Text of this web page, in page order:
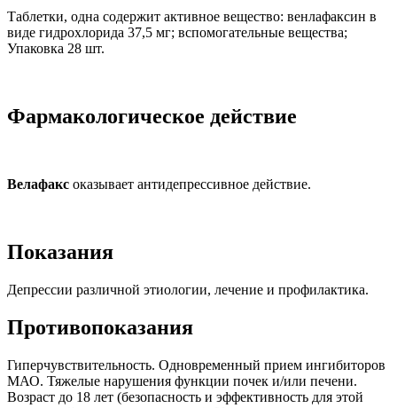
Таблетки, одна содержит активное вещество: венлафаксин в
виде гидрохлорида 37,5 мг; вспомогательные вещества;
Упаковка 28 шт.
Фармакологическое действие
Велафакс оказывает антидепрессивное действие.
Показания
Депрессии различной этиологии, лечение и профилактика.
Противопоказания
Гиперчувствительность. Одновременный прием ингибиторов
МАО. Тяжелые нарушения функции почек и/или печени.
Возраст до 18 лет (безопасность и эффективность для этой